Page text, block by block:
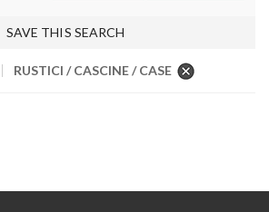
SAVE THIS SEARCH
RUSTICI / CASCINE / CASE